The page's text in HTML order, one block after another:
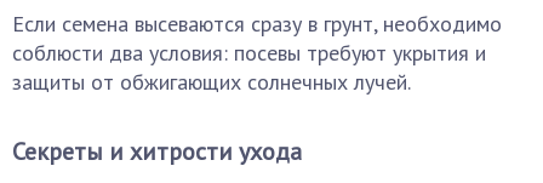
Если семена высеваются сразу в грунт, необходимо
соблюсти два условия: посевы требуют укрытия и
защиты от обжигающих солнечных лучей.
Секреты и хитрости ухода